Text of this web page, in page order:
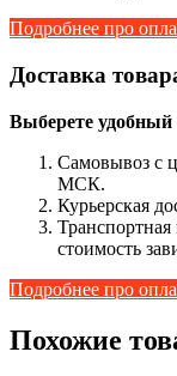
Подробнее про
Доставка
Выберете удобный
Самовывоз с
МСК.
Курьерская
стоимость
Подробнее про
Похожие